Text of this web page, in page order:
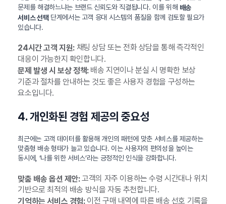
문제를 해결하느냐는 브랜드 신뢰도와 직결됩니다. 이를 위해 배송
서비스 선택단계에서는 고객 응대 시스템의 품질을 함께 검토할 필요가
있습니다.
24시간 고객 지원:채팅 상담 또는 전화 상담을 통해 즉각적인
대응이 가능한지 확인합니다.
문제 발생 시 보상 정책:배송 지연이나 분실 시 명확한 보상
기준과 절차를 안내하는 것도 좋은 사용자 경험을 구성하는
요소입니다.
4. 개인화된 경험 제공의 중요성
최근에는 고객 데이터를 활용해 개인의 패턴에 맞춘 서비스를 제공하는
맞춤형 배송 형태가 늘고 있습니다. 이는 사용자의 편의성을 높이는
동시에, ‘나를 위한 서비스’라는 긍정적인 인식을 강화합니다.
맞춤 배송 옵션 제안:고객의 자주 이용하는 수령 시간대나 위치
기반으로 최적의 배송 방식을 자동 추천합니다.
기억하는 서비스 경험:이전 구매 내역에 따른 배송 선호 기록을